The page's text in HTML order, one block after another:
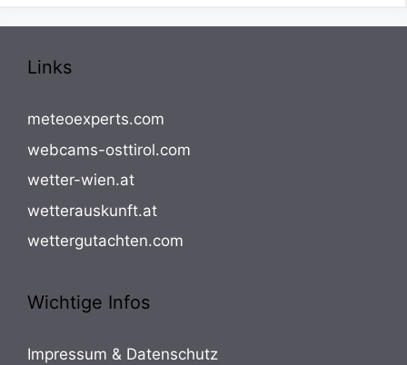
Links
meteoexperts.com
webcams-osttirol.com
wetter-wien.at
wetterauskunft.at
wettergutachten.com
Wichtige Infos
Impressum & Datenschutz